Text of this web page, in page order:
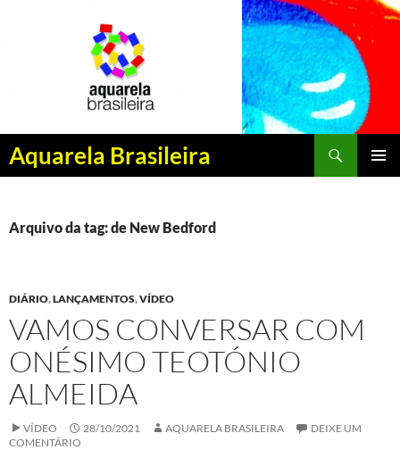
Aquarela Brasileira
Pesquisar
PULAR
CONTEÚDO
Arquivo da tag: de New Bedford
DIÁRIO,LANÇAMENTOS,VÍDEO
VAMOS CONVERSAR COM
ONÉSIMO TEOTÓNIO
ALMEIDA
VÍDEO 28/10/2021 AQUARELA BRASILEIRA
DEIXE UM
COMENTÁRIO